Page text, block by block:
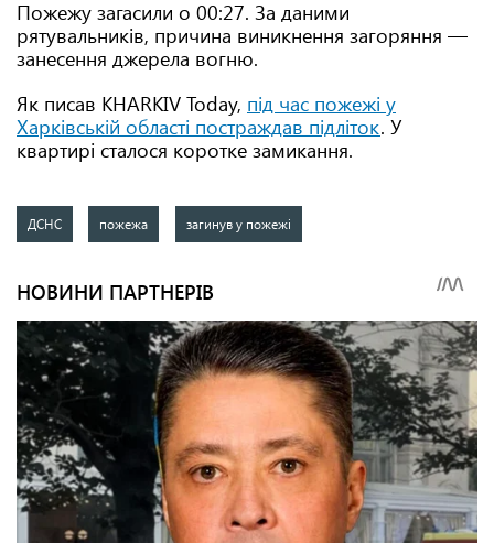
Пожежу загасили о 00:27. За даними
рятувальників, причина виникнення загоряння —
занесення джерела вогню.
Як писав KHARKIV Today, під час пожежі у
Харківській області постраждав підліток. У
квартирі сталося коротке замикання.
ДСНС пожежа загинув у пожежі